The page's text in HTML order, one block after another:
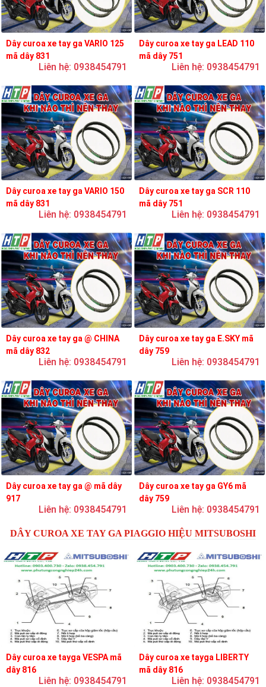
Dây curoa xe tay ga VARIO 125
mã dây 831
Liên hệ: 0938454791
Dây curoa xe tay ga LEAD 110
mã dây 751
Liên hệ: 0938454791
Dây curoa xe tay ga VARIO 150
mã dây 831
Liên hệ: 0938454791
Dây curoa xe tay ga SCR 110
mã dây 751
Liên hệ: 0938454791
Dây curoa xe tay ga @ CHINA
mã dây 832
Liên hệ: 0938454791
Dây curoa xe tay ga E.SKY mã
dây 759
Liên hệ: 0938454791
Dây curoa xe tay ga @ mã dây
917
Liên hệ: 0938454791
Dây curoa xe tay ga GY6 mã
dây 759
Liên hệ: 0938454791
DÂY CUROA XE TAY GA PIAGGIO HIỆU MITSUBOSHI
Dây curoa xe tayga VESPA mã
dây 816
Liên hệ: 0938454791
Dây curoa xe tayga LIBERTY
mã dây 816
Liên hệ: 0938454791